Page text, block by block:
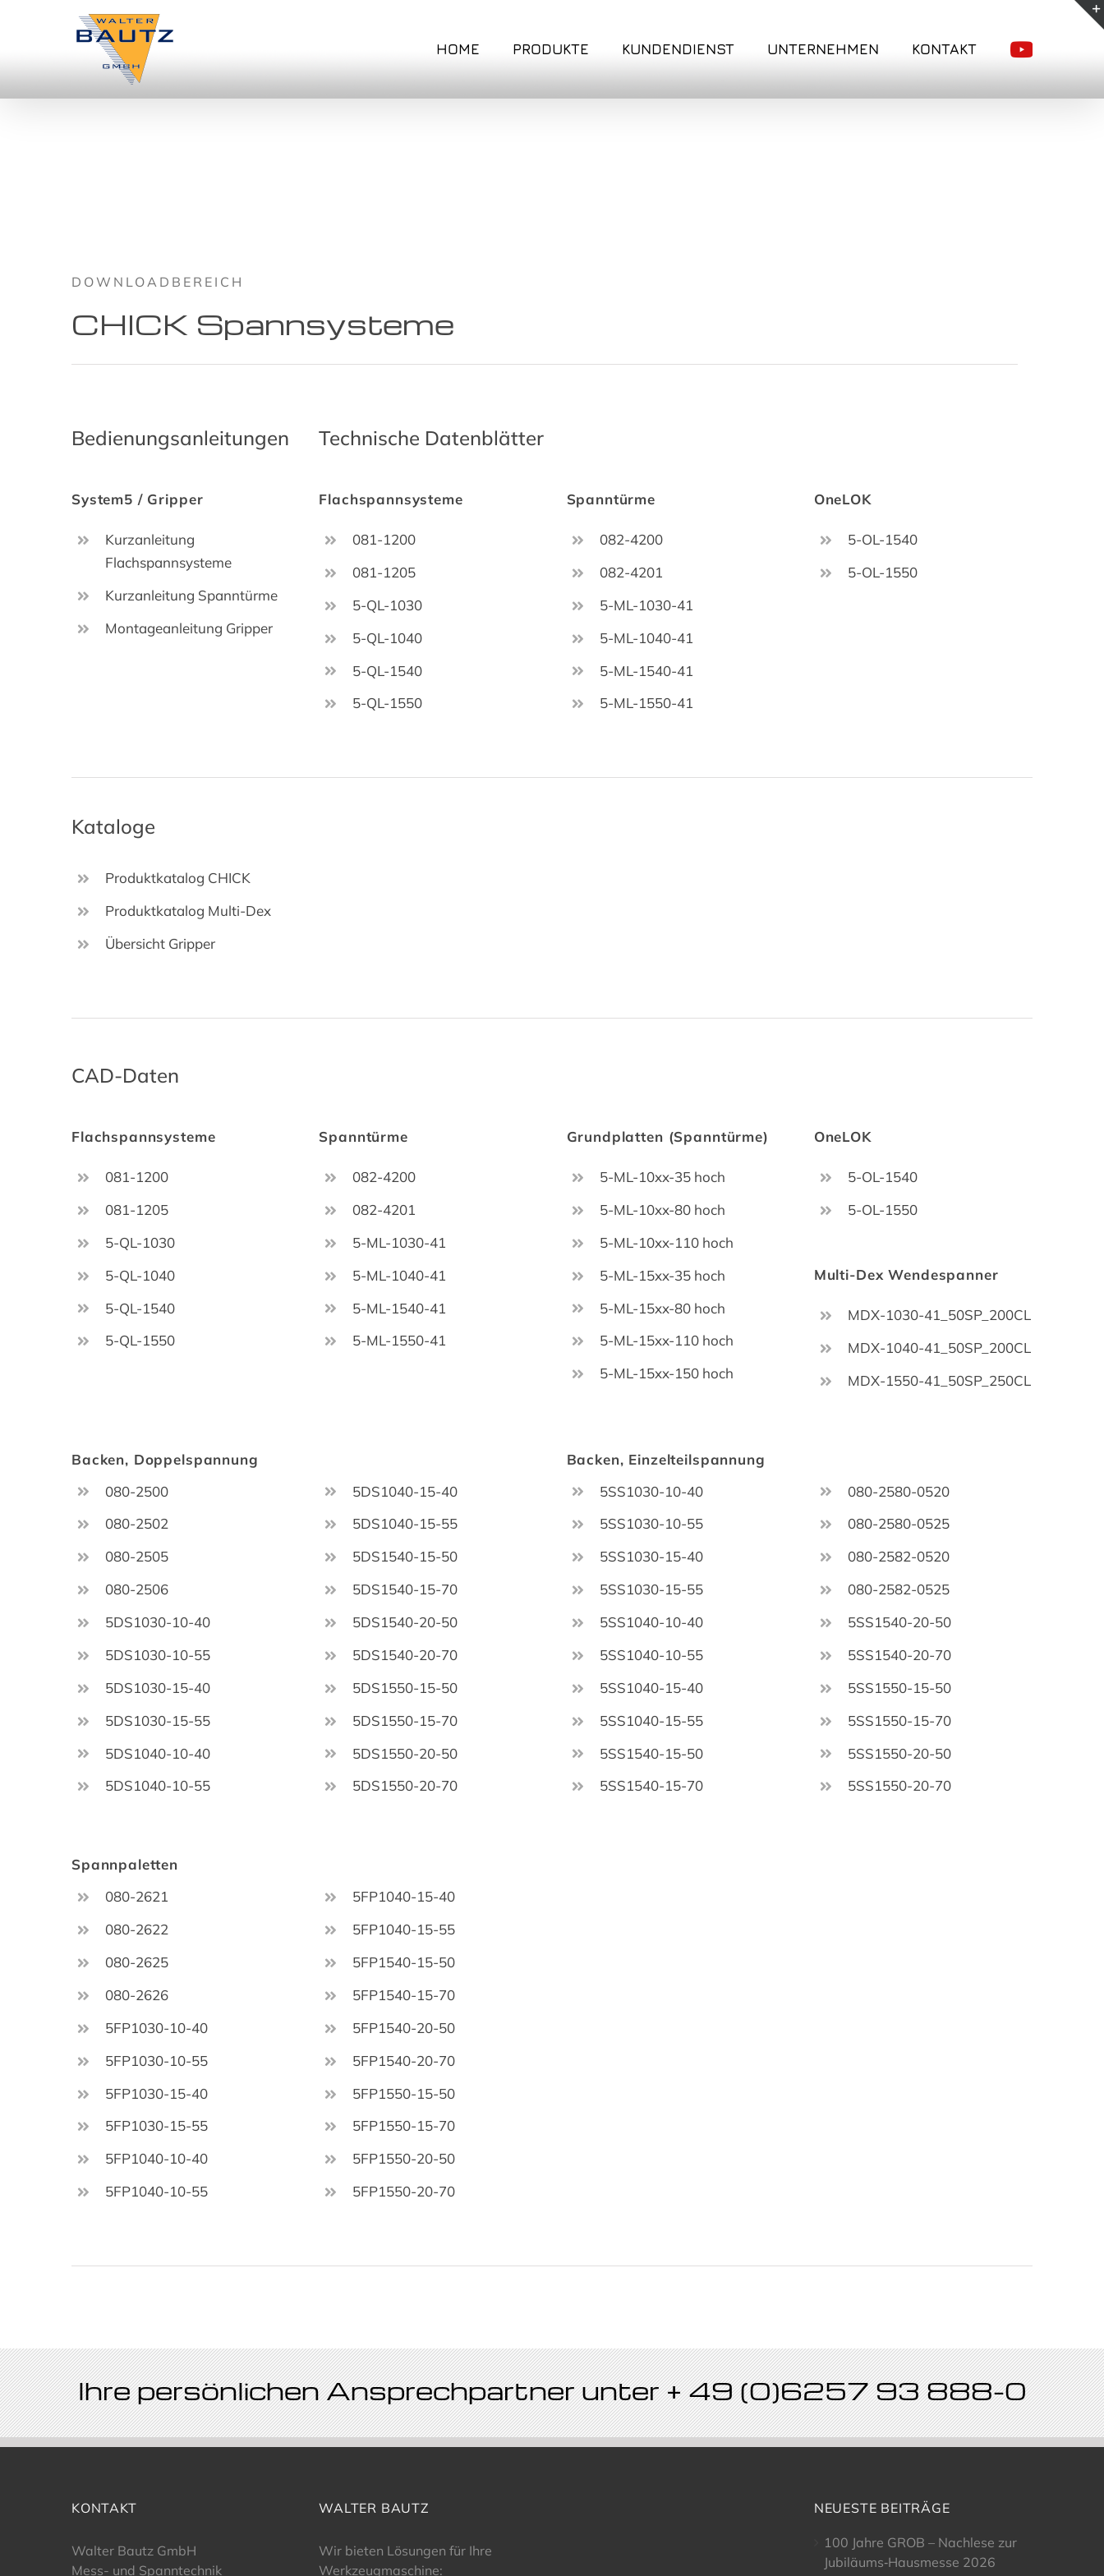
HOME PRODUKTE KUNDENDIENST UNTERNEHMEN KONTAKT
DOWNLOADBEREICH
CHICK Spannsysteme
Bedienungsanleitungen Technische Datenblätter
System5 / Gripper
Kurzanleitung
Flachspannsysteme
Kurzanleitung Spanntürme
Montageanleitung Gripper
Flachspannsysteme
081-1200
081-1205
5-QL-1030
5-QL-1040
5-QL-1540
5-QL-1550
Spanntürme
082-4200
082-4201
5-ML-1030-41
5-ML-1040-41
5-ML-1540-41
5-ML-1550-41
OneLOK
5-OL-1540
5-OL-1550
Kataloge
Produktkatalog CHICK
Produktkatalog Multi-Dex
Übersicht Gripper
CAD-Daten
Flachspannsysteme
081-1200
081-1205
5-QL-1030
5-QL-1040
5-QL-1540
5-QL-1550
Spanntürme
082-4200
082-4201
5-ML-1030-41
5-ML-1040-41
5-ML-1540-41
5-ML-1550-41
Grundplatten (Spanntürme)
5-ML-10xx-35 hoch
5-ML-10xx-80 hoch
5-ML-10xx-110 hoch
5-ML-15xx-35 hoch
5-ML-15xx-80 hoch
5-ML-15xx-110 hoch
5-ML-15xx-150 hoch
OneLOK
5-OL-1540
5-OL-1550
Multi-Dex Wendespanner
MDX-1030-41_50SP_200CL
MDX-1040-41_50SP_200CL
MDX-1550-41_50SP_250CL
Backen, Doppelspannung
Backen, Einzelteilspannung
080-2500
080-2502
080-2505
080-2506
5DS1030-10-40
5DS1030-10-55
5DS1030-15-40
5DS1030-15-55
5DS1040-10-40
5DS1040-10-55
5DS1040-15-40
5DS1040-15-55
5DS1540-15-50
5DS1540-15-70
5DS1540-20-50
5DS1540-20-70
5DS1550-15-50
5DS1550-15-70
5DS1550-20-50
5DS1550-20-70
5SS1030-10-40
5SS1030-10-55
5SS1030-15-40
5SS1030-15-55
5SS1040-10-40
5SS1040-10-55
5SS1040-15-40
5SS1040-15-55
5SS1540-15-50
5SS1540-15-70
080-2580-0520
080-2580-0525
080-2582-0520
080-2582-0525
5SS1540-20-50
5SS1540-20-70
5SS1550-15-50
5SS1550-15-70
5SS1550-20-50
5SS1550-20-70
Spannpaletten
080-2621
080-2622
080-2625
080-2626
5FP1030-10-40
5FP1030-10-55
5FP1030-15-40
5FP1030-15-55
5FP1040-10-40
5FP1040-10-55
5FP1040-15-40
5FP1040-15-55
5FP1540-15-50
5FP1540-15-70
5FP1540-20-50
5FP1540-20-70
5FP1550-15-50
5FP1550-15-70
5FP1550-20-50
5FP1550-20-70
Ihre persönlichen Ansprechpartner unter + 49 (0)6257 93 888-0
KONTAKT
Walter Bautz GmbH
Mess- und Spanntechnik
WALTER BAUTZ
Wir bieten Lösungen für Ihre
Werkzeugmaschine:
NEUESTE BEITRÄGE
100 Jahre GROB – Nachlese zur
Jubiläums‑Hausmesse 2026